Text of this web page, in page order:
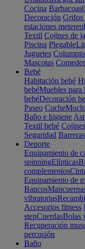
Cocina Barbacoas
Decoración Grifos
estaciones
Textil Cojines de
Piscina Plegable
Juguetes
Mascotas
Bebé
Habitación bebé
bebéMuebles para
bebéDecoración
Paseo Coche
Baño e higiene
Textil bebé Cojines
Seguridad Barreras
Deporte
Equipamiento de
spinningElípticas
complementos
Equipamiento de
Bancos
vibratorias
Accesorios fitness
stepCuerdasBolas
Recuperación
percusión
Baño